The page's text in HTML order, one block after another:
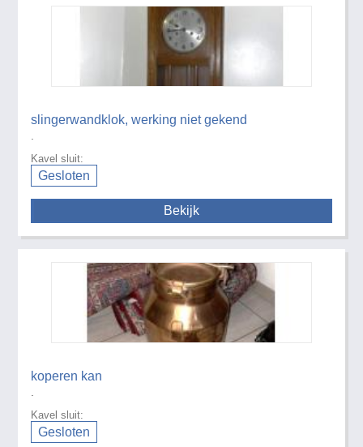
slingerwandklok, werking niet gekend
Kavel sluit:
Gesloten
Bekijk
koperen kan
Kavel sluit:
Gesloten